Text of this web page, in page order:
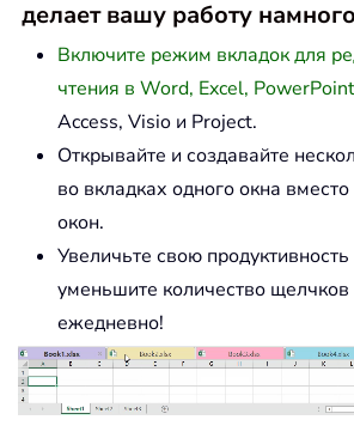
делает вашу работу
Включите режим вкладок для
чтения в Word, Excel, PowerPoint
Access, Visio и Project.
Открывайте и создавайте
во вкладках одного окна
окон.
Увеличьте свою
уменьшите количество
ежедневно!